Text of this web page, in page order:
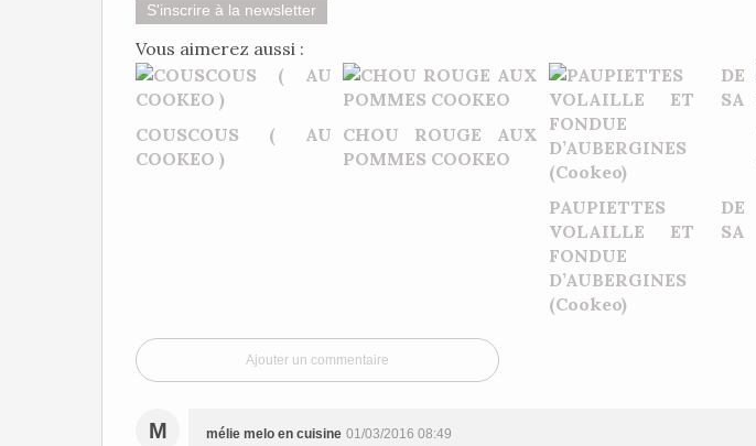
S'inscrire à la newsletter
Vous aimerez aussi :
COUSCOUS ( AU
COOKEO )
CHOU ROUGE AUX
POMMES COOKEO
PAUPIETTES DE
VOLAILLE ET SA
FONDUE
D’AUBERGINES
(Cookeo)
Ajouter un commentaire
M mélie melo en cuisine 01/03/2016 08:49